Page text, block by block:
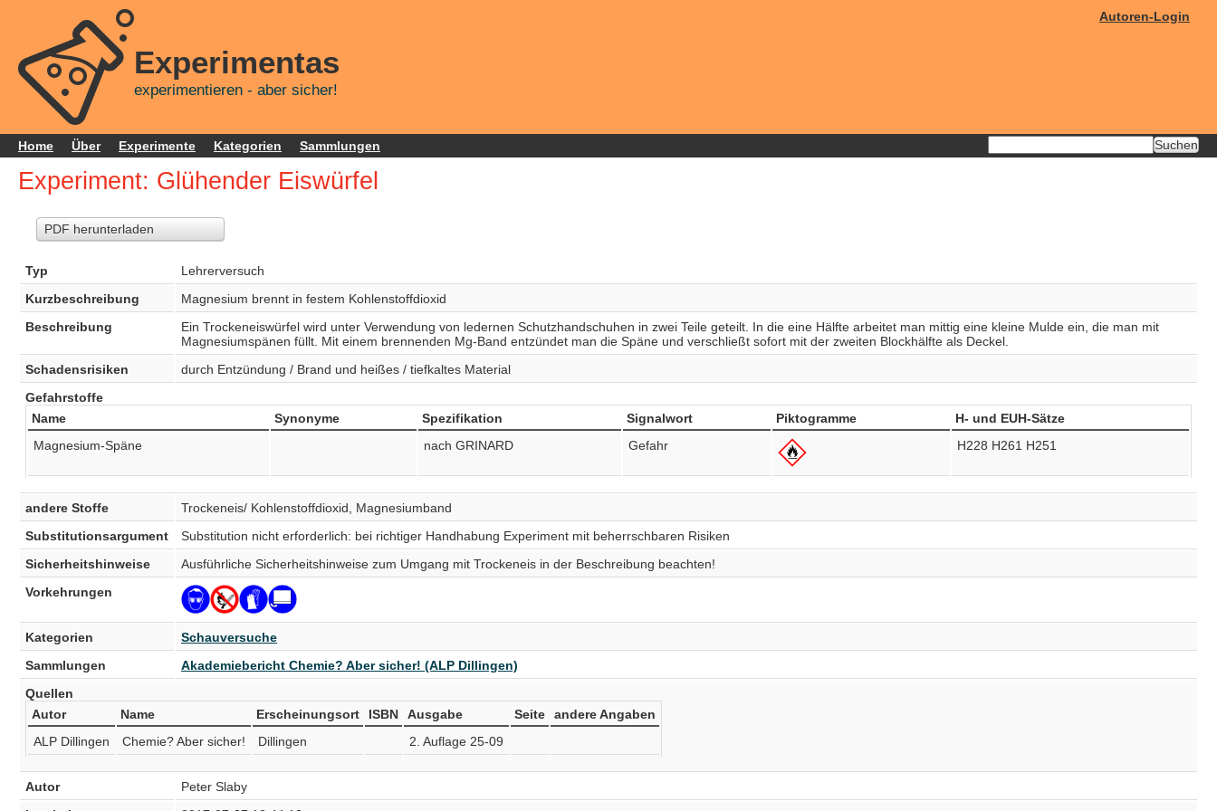
Autoren-Login
Experimentas
experimentieren - aber sicher!
Home Über Experimente Kategorien Sammlungen
Experiment: Glühender Eiswürfel
PDF herunterladen
Typ
Lehrerversuch
Kurzbeschreibung
Magnesium brennt in festem Kohlenstoffdioxid
Beschreibung
Ein Trockeneiswürfel wird unter Verwendung von ledernen Schutzhandschuhen in zwei Teile geteilt. In die eine Hälfte arbeitet man mittig eine kleine Mulde ein, die man mit
Magnesiumspänen füllt. Mit einem brennenden Mg-Band entzündet man die Späne und verschließt sofort mit der zweiten Blockhälfte als Deckel.
Schadensrisiken
durch Entzündung / Brand und heißes / tiefkaltes Material
Gefahrstoffe
Name
Synonyme Spezifikation Signalwort Piktogramme
H- und EUH-Sätze
Magnesium-Späne
nach GRINARD Gefahr H228 H261 H251
andere Stoffe
Trockeneis/ Kohlenstoffdioxid, Magnesiumband
Substitutionsargument
Substitution nicht erforderlich: bei richtiger Handhabung Experiment mit beherrschbaren Risiken
Sicherheitshinweise
Ausführliche Sicherheitshinweise zum Umgang mit Trockeneis in der Beschreibung beachten!
Vorkehrungen
Kategorien
Schauversuche
Sammlungen
Akademiebericht Chemie? Aber sicher! (ALP Dillingen)
Quellen
Autor
Name Erscheinungsort ISBN Ausgabe Seite
andere Angaben
ALP Dillingen
Chemie? Aber sicher! Dillingen 2. Auflage 25-09
Autor
Peter Slaby